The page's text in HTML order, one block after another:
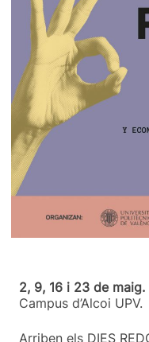
2, 9, 16 i 23 de maig.
Campus d’Alcoi UPV.
Arriben els DIES